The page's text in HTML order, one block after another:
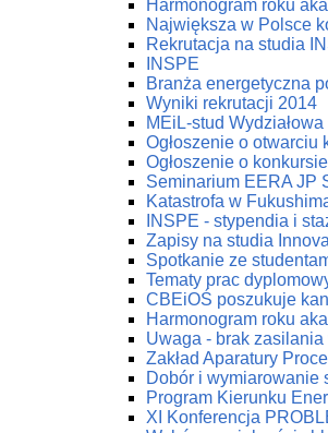
Harmonogram roku
Największa w Polsce
Rekrutacja na studia
INSPE
Branża energetyczna
Wyniki rekrutacji 2014
MEiL-stud
Ogłoszenie o otwarciu
Ogłoszenie o
Seminarium EERA JP
Katastrofa w
INSPE - stypendia i
Zapisy na studia
Spotkanie ze
Tematy prac
CBEiOŚ poszukuje
Harmonogram roku
Uwaga - brak zasilania
Zakład Aparatury
Dobór i wymiarowanie
Program Kierunku
XI Konferencja